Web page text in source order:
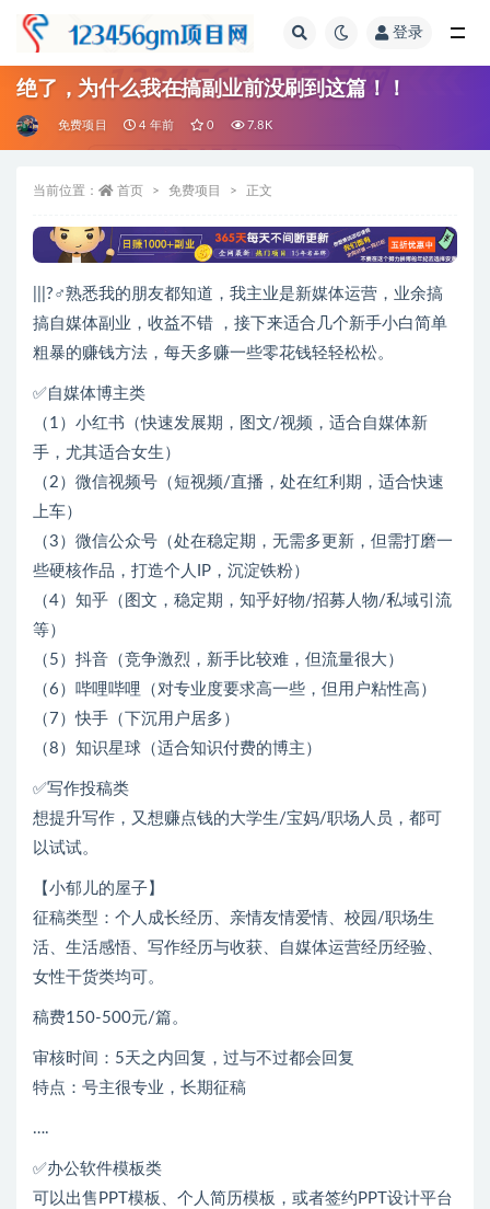
登录
绝了，为什么我在搞副业前没刷到这篇！！
免费项目 4 年前 0 7.8K
当前位置： 首页 免费项目 正文
|||?‍♂️熟悉我的朋友都知道，我主业是新媒体运营，业余搞
搞自媒体副业，收益不错 ，接下来适合几个新手小白简单
粗暴的赚钱方法，每天多赚一些零花钱轻轻松松。
✅自媒体博主类
（1）小红书（快速发展期，图文/视频，适合自媒体新
手，尤其适合女生）
（2）微信视频号（短视频/直播，处在红利期，适合快速
上车）
（3）微信公众号（处在稳定期，无需多更新，但需打磨一
些硬核作品，打造个人IP，沉淀铁粉）
（4）知乎（图文，稳定期，知乎好物/招募人物/私域引流
等）
（5）抖音（竞争激烈，新手比较难，但流量很大）
（6）哔哩哔哩（对专业度要求高一些，但用户粘性高）
（7）快手（下沉用户居多）
（8）知识星球（适合知识付费的博主）
✅写作投稿类
想提升写作，又想赚点钱的大学生/宝妈/职场人员，都可
以试试。
【小郁儿的屋子】
征稿类型：个人成长经历、亲情友情爱情、校园/职场生
活、生活感悟、写作经历与收获、自媒体运营经历经验、
女性干货类均可。
稿费150-500元/篇。
审核时间：5天之内回复，过与不过都会回复
特点：号主很专业，长期征稿
….
✅办公软件模板类
可以出售PPT模板、个人简历模板，或者签约PPT设计平台